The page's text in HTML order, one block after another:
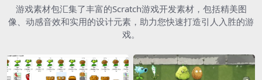
游戏素材包汇集了丰富的Scratch游戏开发素材，包括精美图
像、动感音效和实用的设计元素，助力您快速打造引人入胜的游
戏。